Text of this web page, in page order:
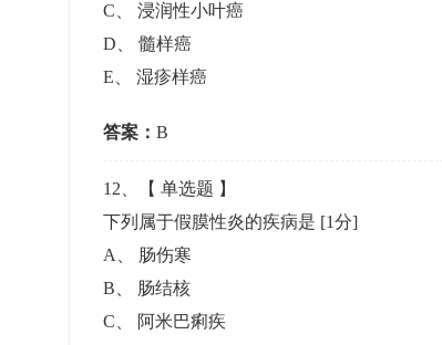
C
浸润性小叶癌
D
髓样癌
E
湿疹样癌
答案： B
12 、【 单选题 】
下列属于假膜性炎的疾病是 [1分]
A
肠伤寒
B
肠结核
C
阿米巴痢疾